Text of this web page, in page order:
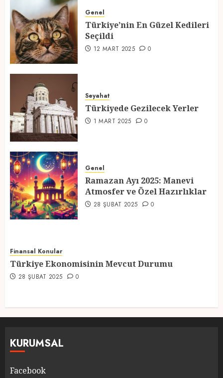
3
12 MART 2025
4
5
28 ŞUBAT 2025
Genel
Türkiye’nin En Güzel Kedileri
Seçildi
12 MART 2025 0
Seyahat
Türkiyede Gezilecek Yerler
1 MART 2025 0
Genel
Ramazan Ayı 2025: Manevi
Atmosfer ve Özel Hazırlıklar
28 ŞUBAT 2025 0
Finansal Konular
Türkiye Ekonomisinin Mevcut Durumu
28 ŞUBAT 2025 0
KURUMSAL
Facebook